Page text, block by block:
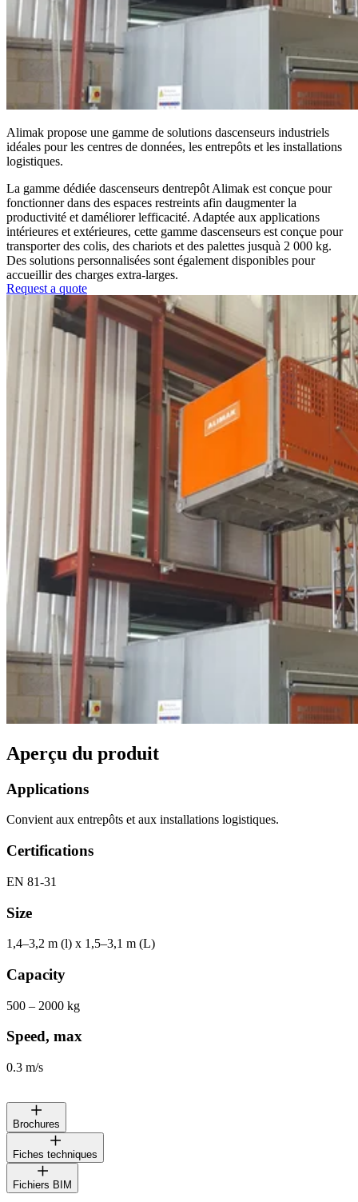
Alimak propose une gamme de solutions dascenseurs industriels
idéales pour les centres de données, les entrepôts et les installations
logistiques.
La gamme dédiée dascenseurs dentrepôt Alimak est conçue pour
fonctionner dans des espaces restreints afin daugmenter la
productivité et daméliorer lefficacité. Adaptée aux applications
intérieures et extérieures, cette gamme dascenseurs est conçue pour
transporter des colis, des chariots et des palettes jusquà 2 000 kg.
Des solutions personnalisées sont également disponibles pour
accueillir des charges extra-larges.
Request a quote
Aperçu du produit
Applications
Convient aux entrepôts et aux installations logistiques.
Certifications
EN 81-31
Size
1,4–3,2 m (l) x 1,5–3,1 m (L)
Capacity
500 – 2000 kg
Speed, max
0.3 m/s
Brochures
ALIMAK PL
Gamme dascenseurs dentrepôt
Fiches techniques
ALIMAK PL 500 – Ascenseur à colis
Fichiers BIM